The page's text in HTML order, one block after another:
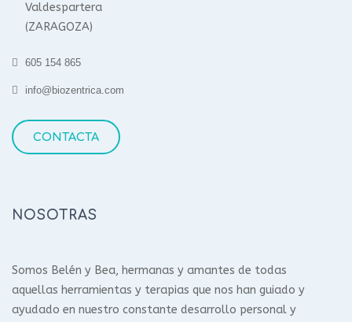
Valdespartera
(ZARAGOZA)
605 154 865
info@biozentrica.com
CONTACTA
NOSOTRAS
Somos Belén y Bea, hermanas y amantes de todas
aquellas herramientas y terapias que nos han guiado y
ayudado en nuestro constante desarrollo personal y